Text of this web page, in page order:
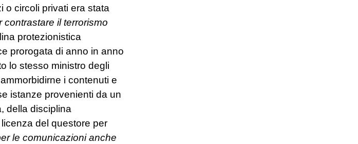
o circoli privati era stata
contrastare il terrorismo
protezionistica
prorogata di anno in anno
lo stesso ministro degli
i contenuti e
istanze provenienti da un
della disciplina
del questore per
le comunicazioni anche